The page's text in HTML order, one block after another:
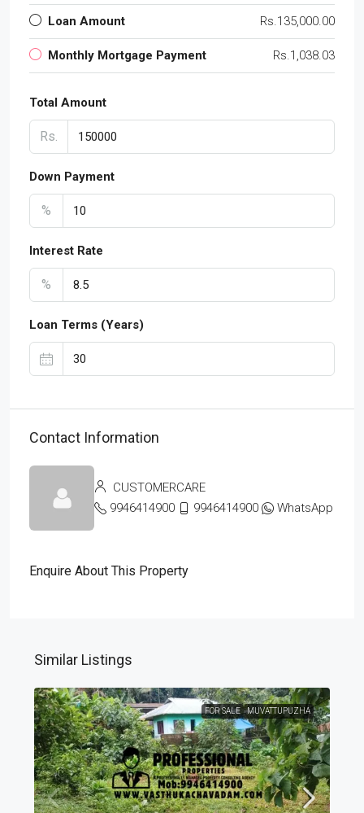
Loan Amount Rs.135,000.00
Monthly Mortgage Payment Rs.1,038.03
Total Amount
Rs.
Down Payment
%
Interest Rate
%
Loan Terms (Years)
Contact Information
CUSTOMERCARE
9946414900
9946414900 WhatsApp
Enquire About This Property
Similar Listings
FOR SALE MUVATTUPUZHA